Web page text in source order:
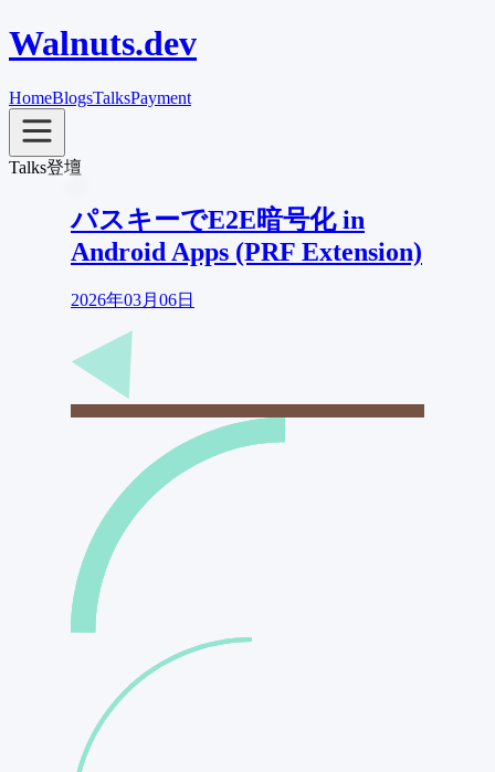
Walnuts.dev
HomeBlogsTalksPayment
Talks登壇
パスキーでE2E暗号化 in
Android Apps (PRF Extension)
2026年03月06日